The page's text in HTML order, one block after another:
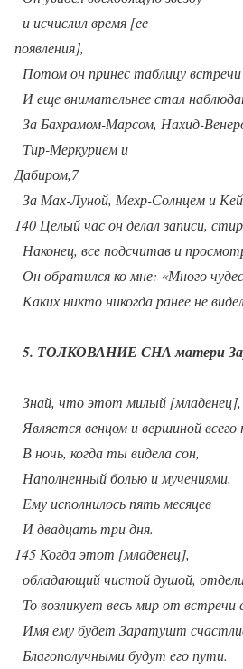
и исчислил время [ее
появления],
Потом он принес таблицу
И еще внимательнее стал
За Бахрамом-Марсом, Нахид-
Тир-Меркурием и
Дабиром,7
За Мах-Луной, Мехр-Солнцем и
140 Целый час он делал записи,
Наконец, все подсчитав и
Он обратился ко мне: «Много
Каких никто никогда ранее не
5. ТОЛКОВАНИЕ СНА матери
Знай, что этот милый [младенец],
Является венцом и вершиной всего
В ночь, когда ты видела сон,
Наполненный болью и мучениями,
Ему исполнилось пять месяцев
И двадцать три дня.
145 Когда этот [младенец],
обладающий чистой душой,
То возликует весь мир от встречи
Имя ему будет Заратушт
Благополучными будут его пути.